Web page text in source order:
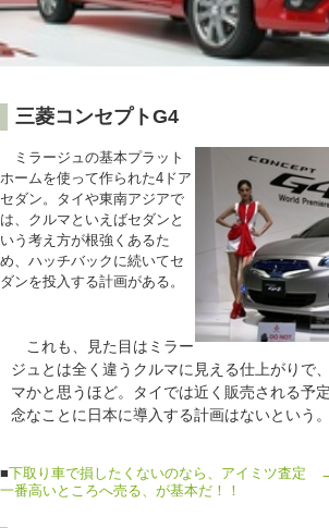
三菱コンセプトG4
ミラージュの基本プラット
ホームを使って作られた4ドア
セダン。タイや東南アジアで
は、クルマといえばセダンと
いう考え方が根強くあるた
め、ハッチバックに続いてセ
ダンを投入する計画がある。
これも、見た目はミラー
ジュとは全く違うクルマに見える仕上がりで
マかと思うほど。タイでは近く販売される予
念なことに日本に導入する計画はないという。
■下取り車で損したくないのなら、アイミツ査
一番高いところへ売る、が基本だ！！